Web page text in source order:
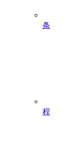
条
程